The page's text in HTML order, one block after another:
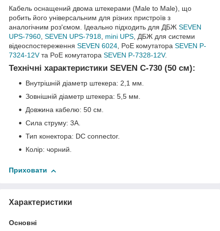
Кабель оснащений двома штекерами (Male to Male), що
робить його універсальним для різних пристроїв з
аналогічним роз'ємом. Ідеально підходить для ДБЖ SEVEN
UPS-7960, SEVEN UPS-7918, mini UPS, ДБЖ для системи
відеоспостереження SEVEN 6024, PoE комутатора SEVEN P-
7324-12Vта PoE комутатора SEVEN P-7328-12V.
Технічні характеристики SEVEN C-730 (50 см):
Внутрішній діаметр штекера: 2,1 мм.
Зовнішній діаметр штекера: 5,5 мм.
Довжина кабелю: 50 см.
Сила струму: 3А.
Тип конектора: DC connector.
Колір: чорний.
Приховати
Характеристики
Основні